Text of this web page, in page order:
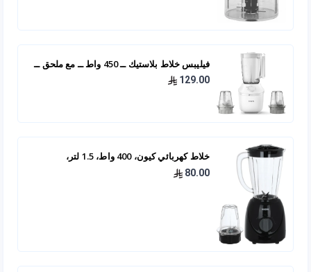
فيليبس خلاط بلاستيك ــ 450 واط ــ مع ملحق ــ
HR2041/10
129.00
خلاط كهربائي كيون، 400 واط، 1.5 لتر،
BBB4015PP00 - اسود
80.00